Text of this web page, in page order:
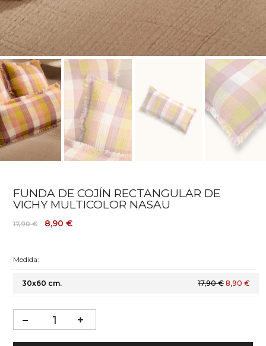
FUNDA DE COJÍN RECTANGULAR DE
VICHY MULTICOLOR NASAU
17,90 € 8,90 €
Medida:
30x60 cm. 17,90 € 8,90 €